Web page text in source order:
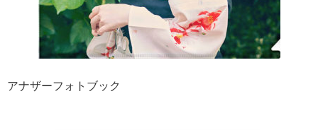
アナザーフォトブック